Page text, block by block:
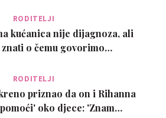
RODITELJI
kućanica nije dijagnoza, ali
znati o čemu govorimo…
RODITELJI
priznao da on i Rihanna
oko djece: 'Znam…